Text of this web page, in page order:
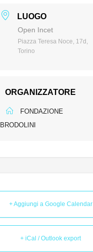
LUOGO
Open Incet
Piazza Teresa Noce, 17d,
Torino
ORGANIZZATORE
FONDAZIONE
BRODOLINI
+ Aggiungi a Google Calendar
+ iCal / Outlook export